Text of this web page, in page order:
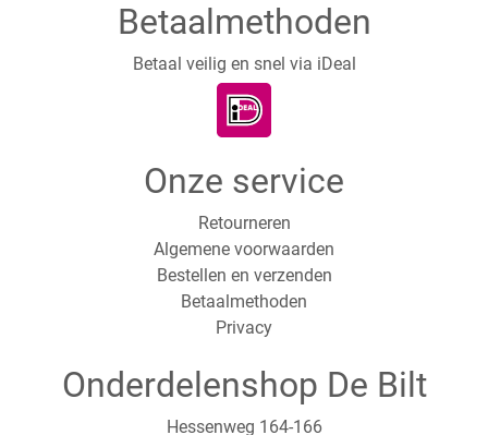
Betaalmethoden
Betaal veilig en snel via iDeal
Onze service
Retourneren
Algemene voorwaarden
Bestellen en verzenden
Betaalmethoden
Privacy
Onderdelenshop De Bilt
Hessenweg 164-166